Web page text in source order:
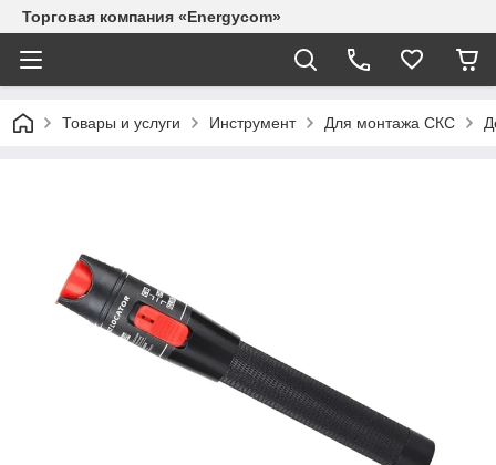
Торговая компания «Energycom»
Товары и услуги Инструмент Для монтажа СКС